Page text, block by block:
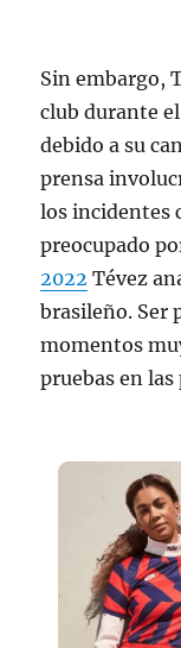
Sin embargo,
club durante
debido a su
prensa
los incidentes
preocupado
2022 Tévez
brasileño. Ser
momentos
pruebas en